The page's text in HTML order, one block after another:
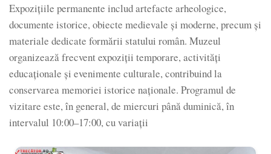
Expozițiile permanente includ artefacte arheologice,
documente istorice, obiecte medievale și moderne, precum și
materiale dedicate formării statului român. Muzeul
organizează frecvent expoziții temporare, activități
educaționale și evenimente culturale, contribuind la
conservarea memoriei istorice naționale. Programul de
vizitare este, în general, de miercuri până duminică, în
intervalul 10:00–17:00, cu variații